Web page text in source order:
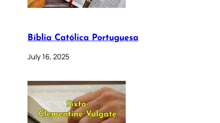
Bíblia Católica Portuguesa
July 16, 2025